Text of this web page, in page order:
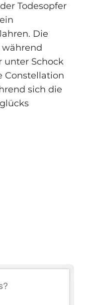
Todesopfer
Die
unter Schock
Constellation
sich die